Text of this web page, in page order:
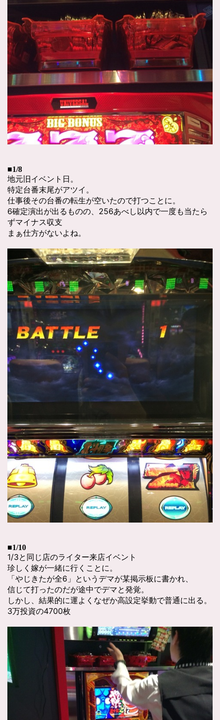
■1/8
地元旧イベント日。
特定台番末尾がアツイ。
仕事後その台番の転生が空いたので打つことに。
6確定演出が出るものの、256あべし以内で一度も当たら
ずマイナス収支
まぁ仕方がないよね。
■1/10
1/3と同じ店のライター来店イベント
珍しく嫁が一緒に行くことに。
「やじきたが全6」というデマが某掲示板に書かれ、
信じて打ったのだが途中でデマと発覚。
しかし、結果的に運よくなぜか高設定挙動で普通に出る。
3万投資の4700枚